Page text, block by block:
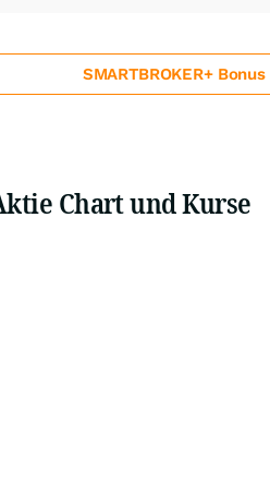
SMARTBROKER+
Chart und Kurse